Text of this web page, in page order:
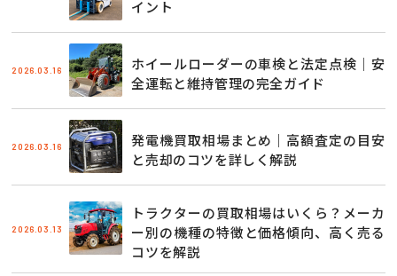
イント
2026.03.16
ホイールローダーの車検と法定点検｜安
全運転と維持管理の完全ガイド
2026.03.16
発電機買取相場まとめ｜高額査定の目安
と売却のコツを詳しく解説
2026.03.13
トラクターの買取相場はいくら？メーカ
ー別の機種の特徴と価格傾向、高く売る
コツを解説